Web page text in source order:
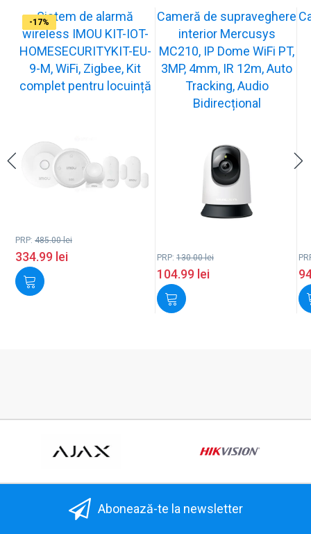
-31%
Sistem de alarmă
wireless IMOU KIT-IOT-
HOMESECURITYKIT-EU-
9-M, WiFi, Zigbee, Kit
complet pentru locuință
PRP: 485.00lei
334.99 lei
-19%
Cameră de supraveghere
interior Mercusys
MC210, IP Dome WiFi PT,
3MP, 4mm, IR 12m, Auto
Tracking, Audio
Bidirecțional
PRP: 130.00lei
104.99 lei
-21%
-15%
-15%
-20%
-12%
-13%
-16%
-17%
Abonează-te la newsletter